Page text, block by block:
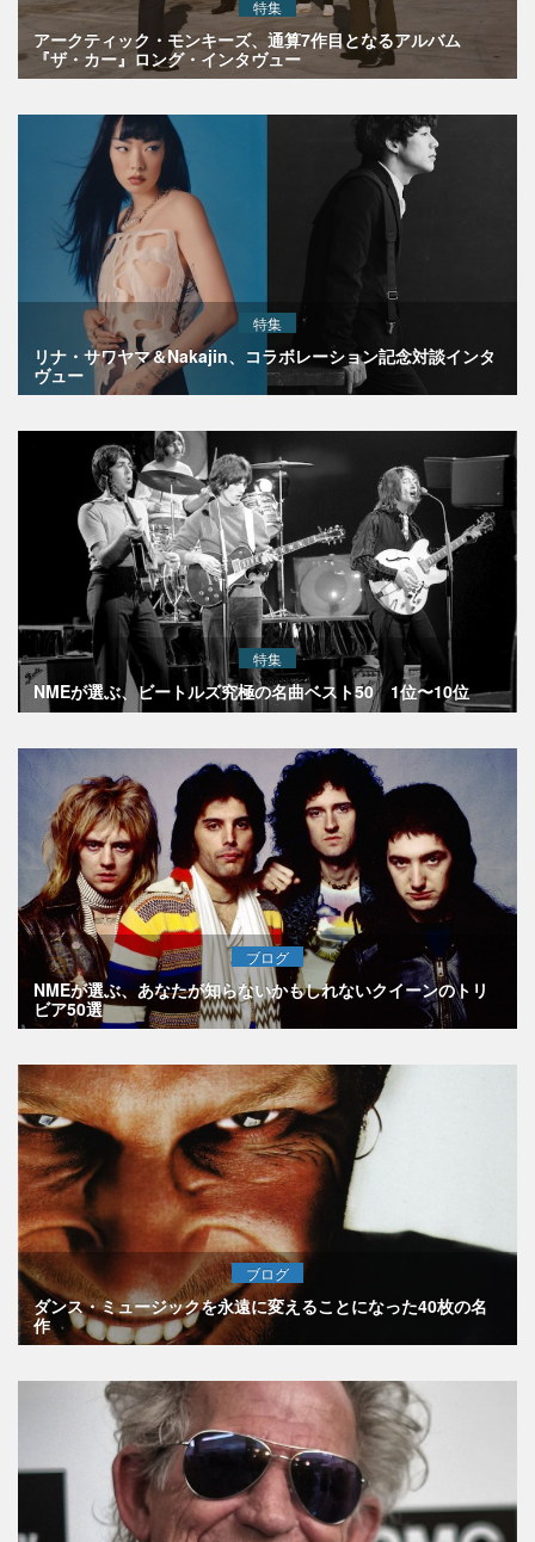
特集
アークティック・モンキーズ、通算7作目となるアルバム
『ザ・カー』ロング・インタヴュー
特集
リナ・サワヤマ＆Nakajin、コラボレーション記念対談インタ
ヴュー
特集
NMEが選ぶ、ビートルズ究極の名曲ベスト50 1位〜10位
ブログ
NMEが選ぶ、あなたが知らないかもしれないクイーンのトリ
ビア50選
ブログ
ダンス・ミュージックを永遠に変えることになった40枚の名
作